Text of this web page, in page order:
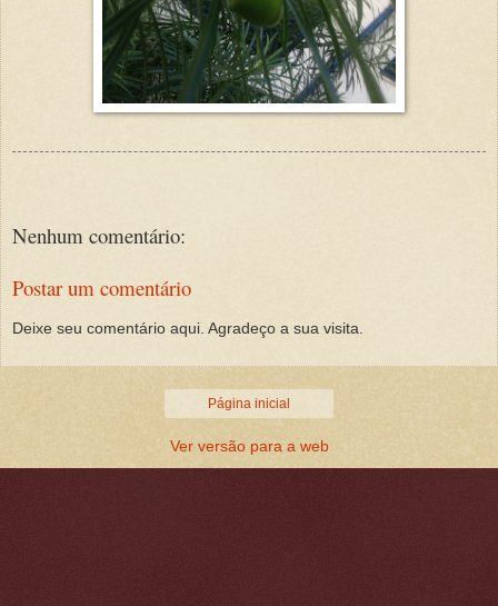
Nenhum comentário:
Postar um comentário
Deixe seu comentário aqui. Agradeço a sua visita.
Página inicial
Ver versão para a web